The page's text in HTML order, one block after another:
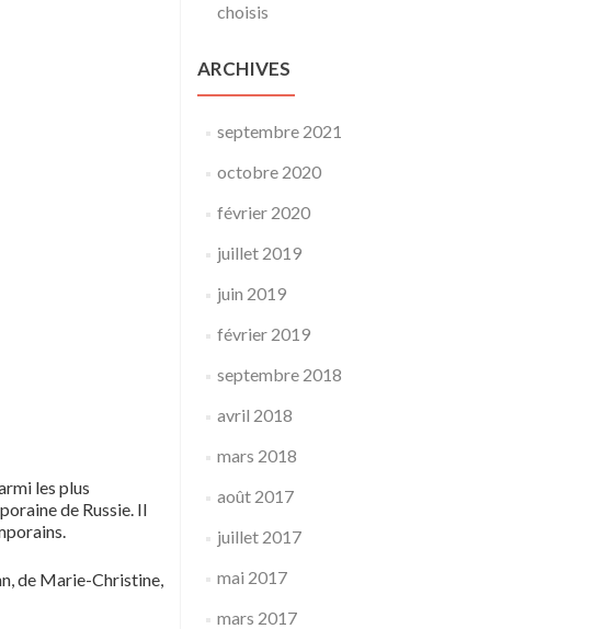
les plus
de Russie. Il
de Marie-Christine,
choisis
ARCHIVES
septembre 2021
octobre 2020
février 2020
juillet 2019
juin 2019
février 2019
septembre 2018
avril 2018
mars 2018
août 2017
juillet 2017
mai 2017
mars 2017